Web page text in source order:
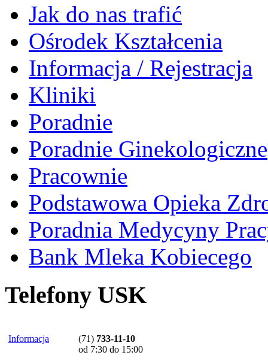
Jak do nas trafić
Ośrodek Kształcenia
Informacja / Rejestracja
Kliniki
Poradnie
Poradnie Ginekologiczne
Pracownie
Podstawowa Opieka
Poradnia Medycyny
Bank Mleka Kobiecego
Telefony USK
Informacja (71) 733-11-10
od 7:30 do 15:00